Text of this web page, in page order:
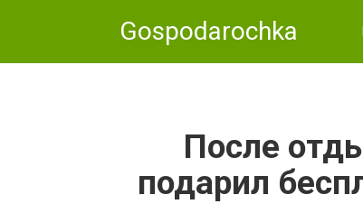
Gospodarochka
После
подарил